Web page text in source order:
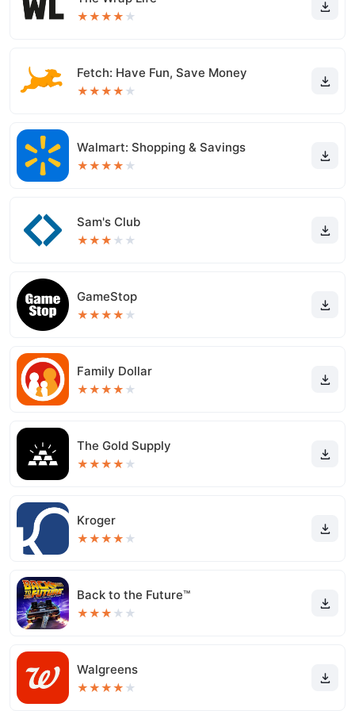
★★★★ ★
Fetch: Have Fun, Save Money
★★★★ ★
Walmart: Shopping & Savings
★★★★ ★
Sam's Club
★★★ ★ ★
GameStop
★★★★ ★
Family Dollar
★★★★ ★
The Gold Supply
★★★★ ★
Kroger
★★★★ ★
Back to the Future™
★★★ ★ ★
Walgreens
★★★★ ★